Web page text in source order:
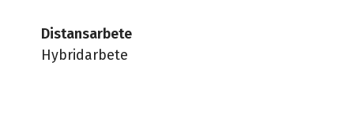
Distansarbete
Hybridarbete